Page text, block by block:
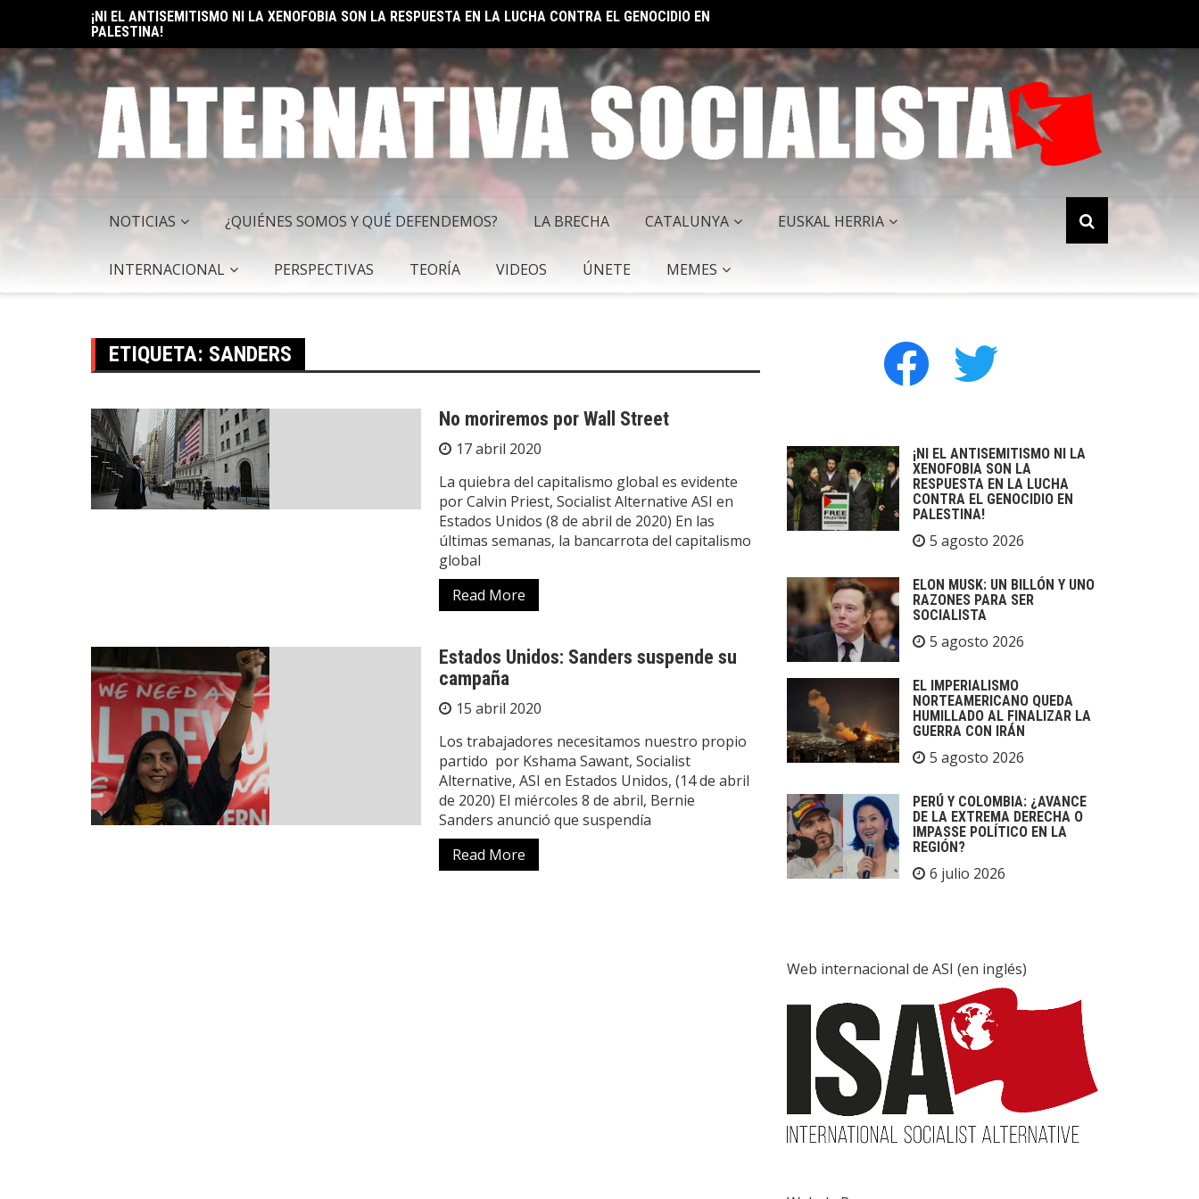
content
¡NI EL ANTISEMITISMO NI LA XENOFOBIA SON LA RESPUESTA EN LA LUCHA CONTRA EL GENOCIDIO EN
PALESTINA!
ELON MUSK: UN BILLÓN Y UNO RAZONES PARA SER SOCIALISTA
NOTICIAS ¿QUIÉNES SOMOS Y QUÉ DEFENDEMOS? LA BRECHA CATALUNYA EUSKAL HERRIA
INTERNACIONAL PERSPECTIVAS TEORÍA VIDEOS ÚNETE MEMES
ETIQUETA: SANDERS
No moriremos por Wall Street
17 abril 2020
La quiebra del capitalismo global es evidente
por Calvin Priest, Socialist Alternative ASI en
Estados Unidos (8 de abril de 2020) En las
últimas semanas, la bancarrota del capitalismo
global
Read More
Estados Unidos: Sanders suspende su
campaña
15 abril 2020
Los trabajadores necesitamos nuestro propio
partido por Kshama Sawant, Socialist
Alternative, ASI en Estados Unidos, (14 de abril
de 2020) El miércoles 8 de abril, Bernie
Sanders anunció que suspendía
Read More
facebook twitter
¡NI EL ANTISEMITISMO NI LA
XENOFOBIA SON LA
RESPUESTA EN LA LUCHA
CONTRA EL GENOCIDIO EN
PALESTINA!
5 agosto 2026
ELON MUSK: UN BILLÓN Y UNO
RAZONES PARA SER
SOCIALISTA
5 agosto 2026
EL IMPERIALISMO
NORTEAMERICANO QUEDA
HUMILLADO AL FINALIZAR LA
GUERRA CON IRÁN
5 agosto 2026
PERÚ Y COLOMBIA: ¿AVANCE
DE LA EXTREMA DERECHA O
IMPASSE POLÍTICO EN LA
REGIÓN?
6 julio 2026
Web internacional de ASI (en inglés)